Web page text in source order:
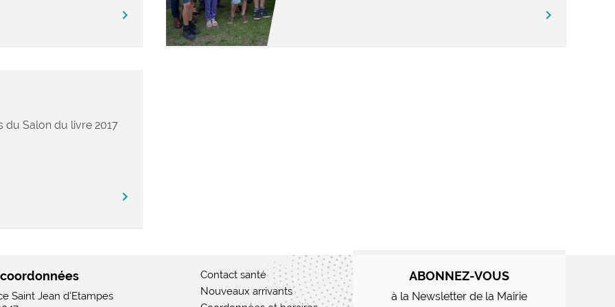
chevron_right chevron_right
du Salon du livre 2017
chevron_right
Saint Jean d'Etampes
Contact santé
Nouveaux arrivants
ABONNEZ-VOUS
à la Newsletter de la Mairie